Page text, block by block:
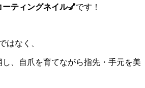
ティングネイル💅です！
はなく、
、自爪を育てながら指先・手元を美